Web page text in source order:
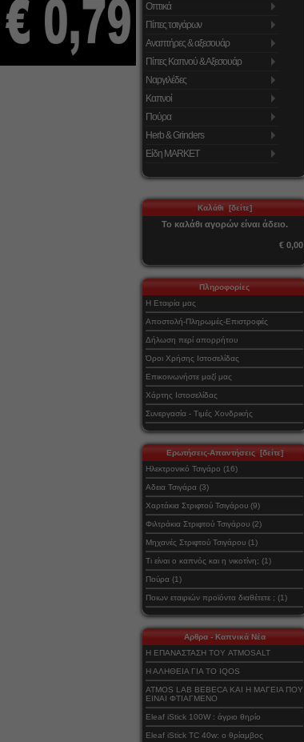
Οπτικά
Πίπες τσιγάρων
Αναπτήρες & αξεσουάρ
Πίπες Καπνού & Αξεσουάρ
Ναργιλέδες
Καπνοί
Πούρα
Herb & Grinders
Είδη MARKET
Καλάθι [δείτε]
Το καλάθι αγορών είναι άδειο.
€ 0,00
Πληροφορίες
Η Εταιρία μας
Αποστολή-Πληρωμές-Επιστροφές
Δήλωση περί απορρήτου
Όροι Χρήσης Ιστοσελίδας
Επικοινωνήστε μαζί μας
Χάρτης Ιστοσελίδας
Συνεργασία - Τιμές Χονδρικής
Ερωτήσεις-Απαντήσεις [δείτε]
Ηλεκτρονικό Τσιγάρο (16)
Αδεια Τσιγάρα (3)
Χαρτάκια Στριφτού Τσιγάρου (9)
Φιλτράκια Στριφτού Τσιγάρου (2)
Μηχανές Στριφτού Τσιγάρου (1)
Τι είναι ο καπνός και η νικοτίνη; (1)
Πούρα (1)
Ποιων εταιριών προϊόντα διαθέτετε ; (1)
Αρθρα - Καπνικά Νέα
Η ΕΠΑΝΑΣΤΑΣΗ ΤΟΥ ATMOSALT
Η ΑΛΗΘΕΙΑ ΓΙΑ ΤΟ IQOS
ATMOS LAB BEBECA ΚΑΙ Η ΜΑΓΕΙΑ ΠΟΥ
ΕΙΝΑΙ ΦΤΙΑΓΜΕΝΟ
Eleaf iStick 100W : άγριο θηρίο
Eleaf iStick TC 40w: ο θρίαμβος